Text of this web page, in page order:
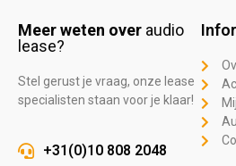
Meer weten over audio
lease?
Stel gerust je vraag, onze lease
specialisten staan voor je klaar!
+31(0)10 808 2048